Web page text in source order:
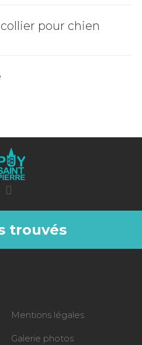
pour chien
trouvés
Mentions légales
Galerie photos